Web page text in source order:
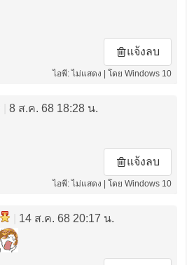
แจ้งลบ
ไอพี: ไม่แสดง | โดย Windows 10
8 ส.ค. 68 18:28 น.
แจ้งลบ
ไอพี: ไม่แสดง | โดย Windows 10
14 ส.ค. 68 20:17 น.